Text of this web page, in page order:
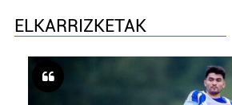
ELKARRIZKETAK